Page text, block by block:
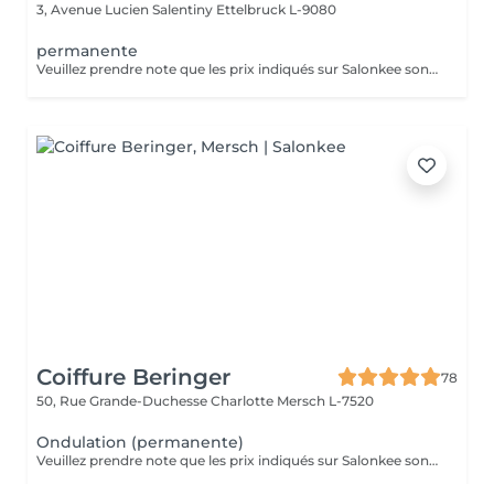
3, Avenue Lucien Salentiny Ettelbruck L-9080
permanente
Veuillez prendre note que les prix indiqués sur Salonkee sont communiqués à titre informatif et s'entendent de base. Ces derniers sont susceptibles de varier selon le diagnostic réalisé à votre arrivée au salon et l'expertise du professionnel à qui vous confiez votre beauté. Dans tous les cas, un devis précis vous sera proposé et toutes réalisations de prestations seront effectuées avec votre accord. Un grand merci d'avance pour votre compréhension. Au plaisir de vous recevoir très vite.
Coiffure Beringer
78
50, Rue Grande-Duchesse Charlotte Mersch L-7520
Ondulation (permanente)
Veuillez prendre note que les prix indiqués sur Salonkee sont communiqués à titre informatif et s'entendent de base. Ces derniers sont susceptibles de varier selon le diagnostic réalisé à votre arrivée au salon et l'expertise du professionnel à qui vous confiez votre beauté. Dans tous les cas, un devis précis vous sera proposé et toutes réalisations de prestations seront effectuées avec votre accord. Un grand merci d'avance pour votre compréhension. Au plaisir de vous recevoir très vite.